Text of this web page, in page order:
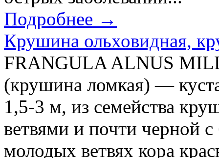
Подробнее →
Крушина ольховидная,
FRANGULA ALNUS
(крушина ломкая) —
1,5-3 м, из семейства
ветвями и почти черной
молодых ветвях кора